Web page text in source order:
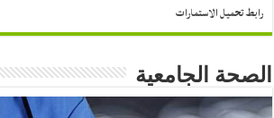
رابط تحميل الاستمارات
الصحة الجامعية